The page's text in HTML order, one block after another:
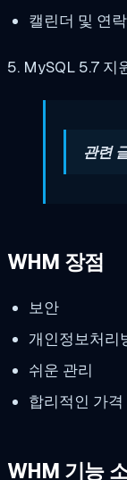
캘린더 및 연
5. MySQL 5.7 지
관련
WHM 장점
보안
개인정보처리
쉬운 관리
합리적인 가격
WHM 기능